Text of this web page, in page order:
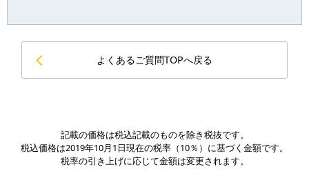
よくあるご質問TOPへ戻る
記載の価格は税込記載のものを除き税抜です。
税込価格は2019年10月1日現在の税率（10％）に基づく金額です。
税率の引き上げに応じて金額は変更されます。